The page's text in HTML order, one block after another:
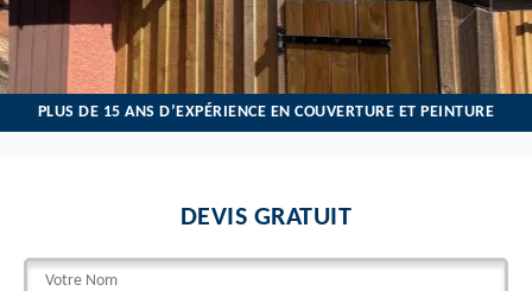
PLUS DE 15 ANS D’EXPÉRIENCE EN COUVERTURE ET PEINTURE
DEVIS GRATUIT